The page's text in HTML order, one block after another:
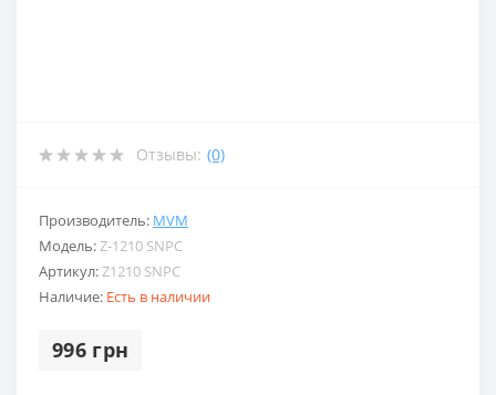
Отзывы: (0)
Производитель: MVM
Модель: Z-1210 SNPC
Артикул: Z1210 SNPC
Наличие: Есть в наличии
996 грн